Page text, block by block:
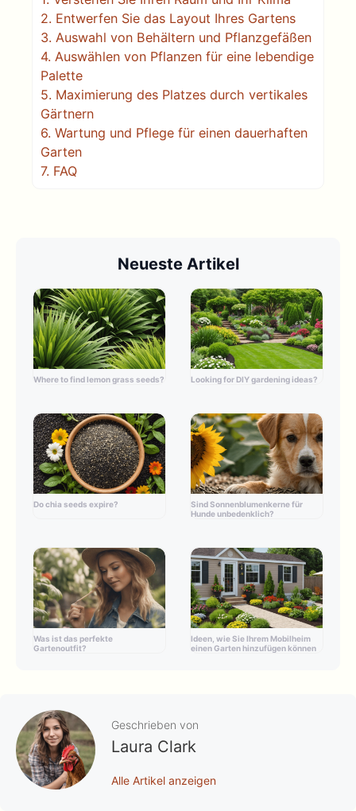
2. Entwerfen Sie das Layout Ihres Gartens
3. Auswahl von Behältern und Pflanzgefäßen
4. Auswählen von Pflanzen für eine lebendige
Palette
5. Maximierung des Platzes durch vertikales
Gärtnern
6. Wartung und Pflege für einen dauerhaften
Garten
7. FAQ
Neueste Artikel
Where to find lemon grass seeds? Looking for DIY gardening ideas?
Do chia seeds expire?
Sind Sonnenblumenkerne für
Hunde unbedenklich?
Was ist das perfekte
Gartenoutfit?
Ideen, wie Sie Ihrem Mobilheim
einen Garten hinzufügen können
Geschrieben von
Laura Clark
Alle Artikel anzeigen